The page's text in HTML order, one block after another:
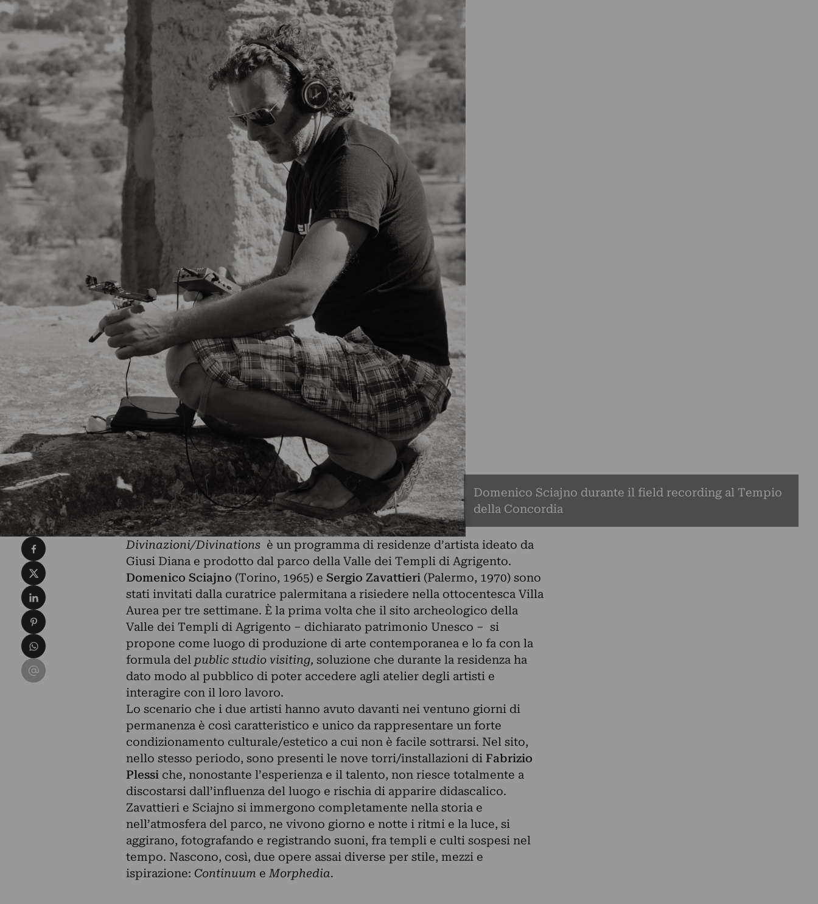
Domenico Sciajno durante il field recording al Tempio
della Concordia
Divinazioni/Divinationsè un programma di residenze d’artista ideato da
Giusi Diana e prodotto dal parco della Valle dei Templi di Agrigento.
Domenico Sciajno (Torino, 1965) e Sergio Zavattieri (Palermo, 1970) sono
stati invitati dalla curatrice palermitana a risiedere nella ottocentesca Villa
Aurea per tre settimane. È la prima volta che il sito archeologico della
Valle dei Templi di Agrigento – dichiarato patrimonio Unesco – si
propone come luogo di produzione di arte contemporanea e lo fa con la
formula del public studio visiting, soluzione che durante la residenza ha
dato modo al pubblico di poter accedere agli atelier degli artisti e
interagire con il loro lavoro.
Lo scenario che i due artisti hanno avuto davanti nei ventuno giorni di
permanenza è così caratteristico e unico da rappresentare un forte
condizionamento culturale/estetico a cui non è facile sottrarsi. Nel sito,
nello stesso periodo, sono presenti le nove torri/installazioni di Fabrizio
Plessiche, nonostante l’esperienza e il talento, non riesce totalmente a
discostarsi dall’influenza del luogo e rischia di apparire didascalico.
Zavattieri e Sciajno si immergono completamente nella storia e
nell’atmosfera del parco, ne vivono giorno e notte i ritmi e la luce, si
aggirano, fotografando e registrando suoni, fra templi e culti sospesi nel
tempo. Nascono, così, due opere assai diverse per stile, mezzi e
ispirazione: Continuum e Morphedia.
Condividi su Facebook
Condividi su X
Condividi su LinkedIn
Condividi su Pinterest
Condividi su WhatsApp
Condividi su Email